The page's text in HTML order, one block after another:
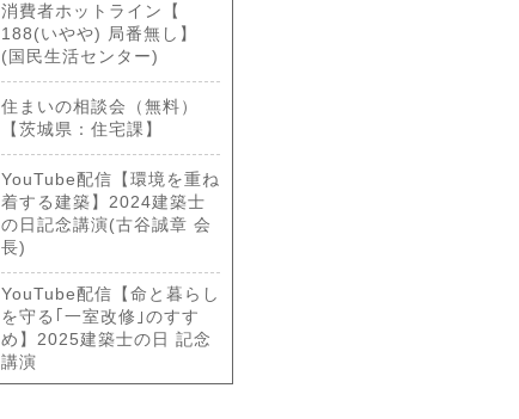
消費者ホットライン【
188(いやや) 局番無し】
(国民生活センター)
住まいの相談会（無料）
【茨城県：住宅課】
YouTube配信【環境を重ね
着する建築】2024建築士
の日記念講演(古谷誠章 会
長)
YouTube配信【命と暮らし
を守る｢一室改修｣のすす
め】2025建築士の日 記念
講演